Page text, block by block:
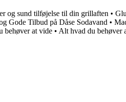
og sund tilføjelse til din grillaften •
Gode Tilbud på Dåse Sodavand •
behøver at vide • Alt hvad du